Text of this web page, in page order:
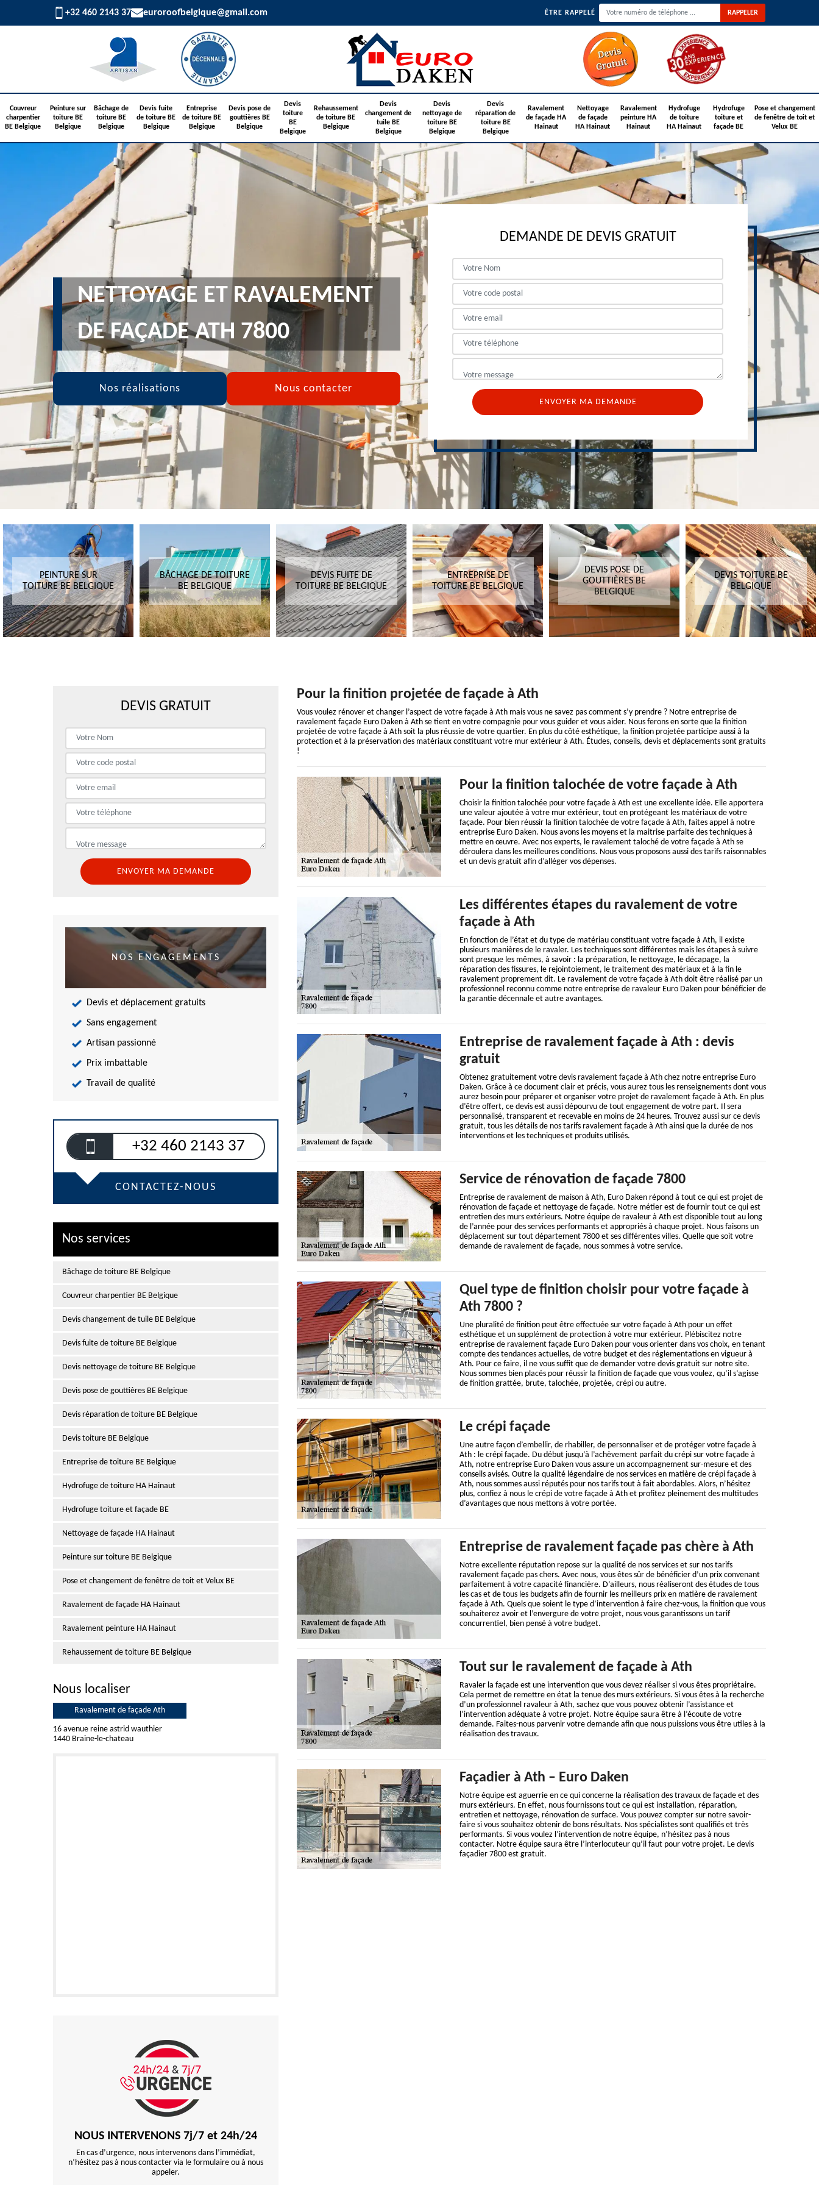
+32 460 2143 37 euroroofbelgique@gmail.com ÊTRE RAPPELÉ
Couvreur
charpentier
BE Belgique
Peinture sur
toiture BE
Belgique
Bâchage de
toiture BE
Belgique
Devis fuite
de toiture BE
Belgique
Entreprise
de toiture BE
Belgique
Devis pose de
gouttières BE
Belgique
Devis
toiture
BE
Belgique
Rehaussement
de toiture BE
Belgique
Devis
changement de
tuile BE
Belgique
Devis
nettoyage de
toiture BE
Belgique
Devis
réparation de
toiture BE
Belgique
Ravalement
de façade HA
Hainaut
Nettoyage
de façade
HA Hainaut
Ravalement
peinture HA
Hainaut
Hydrofuge
de toiture
HA Hainaut
Hydrofuge
toiture et
façade BE
Pose et changement
de fenêtre de toit et
Velux BE
NETTOYAGE ET RAVALEMENT
DE FAÇADE ATH 7800
Nos réalisations Nous contacter
DEMANDE DE DEVIS GRATUIT
PEINTURE SUR
TOITURE BE BELGIQUE
BÂCHAGE DE TOITURE
BE BELGIQUE
DEVIS FUITE DE
TOITURE BE BELGIQUE
ENTREPRISE DE
TOITURE BE BELGIQUE
DEVIS POSE DE
GOUTTIÈRES BE
BELGIQUE
DEVIS TOITURE BE
BELGIQUE
DEVIS GRATUIT
NOS ENGAGEMENTS
Devis et déplacement gratuits
Sans engagement
Artisan passionné
Prix imbattable
Travail de qualité
+32 460 2143 37
CONTACTEZ-NOUS
Nos services
Bâchage de toiture BE Belgique
Couvreur charpentier BE Belgique
Devis changement de tuile BE Belgique
Devis fuite de toiture BE Belgique
Devis nettoyage de toiture BE Belgique
Devis pose de gouttières BE Belgique
Devis réparation de toiture BE Belgique
Devis toiture BE Belgique
Entreprise de toiture BE Belgique
Hydrofuge de toiture HA Hainaut
Hydrofuge toiture et façade BE
Nettoyage de façade HA Hainaut
Peinture sur toiture BE Belgique
Pose et changement de fenêtre de toit et Velux BE
Ravalement de façade HA Hainaut
Ravalement peinture HA Hainaut
Rehaussement de toiture BE Belgique
Nous localiser
Ravalement de façade Ath
16 avenue reine astrid wauthier
1440 Braine-le-chateau
NOUS INTERVENONS 7j/7 et 24h/24
En cas d’urgence, nous intervenons dans l’immédiat,
n’hésitez pas à nous contacter via le formulaire ou à nous
appeler.
Pour la finition projetée de façade à Ath
Vous voulez rénover et changer l’aspect de votre façade à Ath mais vous ne savez pas comment s’y prendre ? Notre entreprise de
ravalement façade Euro Daken à Ath se tient en votre compagnie pour vous guider et vous aider. Nous ferons en sorte que la finition
projetée de votre façade à Ath soit la plus réussie de votre quartier. En plus du côté esthétique, la finition projetée participe aussi à la
protection et à la préservation des matériaux constituant votre mur extérieur à Ath. Études, conseils, devis et déplacements sont gratuits
!
Pour la finition talochée de votre façade à Ath
Choisir la finition talochée pour votre façade à Ath est une excellente idée. Elle apportera
une valeur ajoutée à votre mur extérieur, tout en protégeant les matériaux de votre
façade. Pour bien réussir la finition talochée de votre façade à Ath, faites appel à notre
entreprise Euro Daken. Nous avons les moyens et la maitrise parfaite des techniques à
mettre en œuvre. Avec nos experts, le ravalement taloché de votre façade à Ath se
déroulera dans les meilleures conditions. Nous vous proposons aussi des tarifs raisonnables
et un devis gratuit afin d’alléger vos dépenses.
Les différentes étapes du ravalement de votre
façade à Ath
En fonction de l’état et du type de matériau constituant votre façade à Ath, il existe
plusieurs manières de le ravaler. Les techniques sont différentes mais les étapes à suivre
sont presque les mêmes, à savoir : la préparation, le nettoyage, le décapage, la
réparation des fissures, le rejointoiement, le traitement des matériaux et à la fin le
ravalement proprement dit. Le ravalement de votre façade à Ath doit être réalisé par un
professionnel reconnu comme notre entreprise de ravaleur Euro Daken pour bénéficier de
la garantie décennale et autre avantages.
Entreprise de ravalement façade à Ath : devis
gratuit
Obtenez gratuitement votre devis ravalement façade à Ath chez notre entreprise Euro
Daken. Grâce à ce document clair et précis, vous aurez tous les renseignements dont vous
aurez besoin pour préparer et organiser votre projet de ravalement façade à Ath. En plus
d’être offert, ce devis est aussi dépourvu de tout engagement de votre part. Il sera
personnalisé, transparent et recevable en moins de 24 heures. Trouvez aussi sur ce devis
gratuit, tous les détails de nos tarifs ravalement façade à Ath ainsi que la durée de nos
interventions et les techniques et produits utilisés.
Service de rénovation de façade 7800
Entreprise de ravalement de maison à Ath, Euro Daken répond à tout ce qui est projet de
rénovation de façade et nettoyage de façade. Notre métier est de fournir tout ce qui est
entretien des murs extérieurs. Notre équipe de ravaleur à Ath est disponible tout au long
de l’année pour des services performants et appropriés à chaque projet. Nous faisons un
déplacement sur tout département 7800 et ses différentes villes. Quelle que soit votre
demande de ravalement de façade, nous sommes à votre service.
Quel type de finition choisir pour votre façade à
Ath 7800 ?
Une pluralité de finition peut être effectuée sur votre façade à Ath pour un effet
esthétique et un supplément de protection à votre mur extérieur. Plébiscitez notre
entreprise de ravalement façade Euro Daken pour vous orienter dans vos choix, en tenant
compte des tendances actuelles, de votre budget et des réglementations en vigueur à
Ath. Pour ce faire, il ne vous suffit que de demander votre devis gratuit sur notre site.
Nous sommes bien placés pour réussir la finition de façade que vous voulez, qu’il s’agisse
de finition grattée, brute, talochée, projetée, crépi ou autre.
Le crépi façade
Une autre façon d’embellir, de rhabiller, de personnaliser et de protéger votre façade à
Ath : le crépi façade. Du début jusqu’à l’achèvement parfait du crépi sur votre façade à
Ath, notre entreprise Euro Daken vous assure un accompagnement sur-mesure et des
conseils avisés. Outre la qualité légendaire de nos services en matière de crépi façade à
Ath, nous sommes aussi réputés pour nos tarifs tout à fait abordables. Alors, n’hésitez
plus, confiez à nous le crépi de votre façade à Ath et profitez pleinement des multitudes
d’avantages que nous mettons à votre portée.
Entreprise de ravalement façade pas chère à Ath
Notre excellente réputation repose sur la qualité de nos services et sur nos tarifs
ravalement façade pas chers. Avec nous, vous êtes sûr de bénéficier d’un prix convenant
parfaitement à votre capacité financière. D’ailleurs, nous réaliseront des études de tous
les cas et de tous les budgets afin de fournir les meilleurs prix en matière de ravalement
façade à Ath. Quels que soient le type d’intervention à faire chez-vous, la finition que vous
souhaiterez avoir et l’envergure de votre projet, nous vous garantissons un tarif
concurrentiel, bien pensé à votre budget.
Tout sur le ravalement de façade à Ath
Ravaler la façade est une intervention que vous devez réaliser si vous êtes propriétaire.
Cela permet de remettre en état la tenue des murs extérieurs. Si vous êtes à la recherche
d’un professionnel ravaleur à Ath, sachez que vous pouvez obtenir l’assistance et
l’intervention adéquate à votre projet. Notre équipe saura être à l’écoute de votre
demande. Faites-nous parvenir votre demande afin que nous puissions vous être utiles à la
réalisation des travaux.
Façadier à Ath – Euro Daken
Notre équipe est aguerrie en ce qui concerne la réalisation des travaux de façade et des
murs extérieurs. En effet, nous fournissons tout ce qui est installation, réparation,
entretien et nettoyage, rénovation de surface. Vous pouvez compter sur notre savoir-
faire si vous souhaitez obtenir de bons résultats. Nos spécialistes sont qualifiés et très
performants. Si vous voulez l’intervention de notre équipe, n’hésitez pas à nous
contacter. Notre équipe saura être l’interlocuteur qu’il faut pour votre projet. Le devis
façadier 7800 est gratuit.